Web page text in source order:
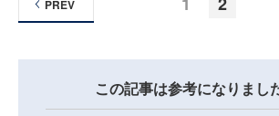
PREV
この記事は参考になりまし